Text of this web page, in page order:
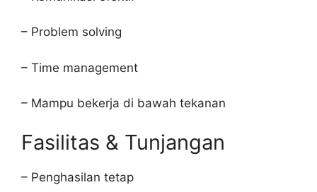
– Problem solving
– Time management
– Mampu bekerja di bawah tekanan
Fasilitas & Tunjangan
– Penghasilan tetap